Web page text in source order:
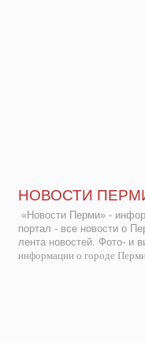
НОВОСТИ
«Новости Перми» -
портал - все новости о
лента новостей. Фото- и
информации о городе